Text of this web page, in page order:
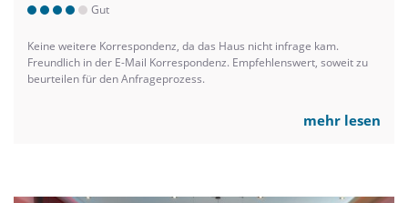
Gut
Keine weitere Korrespondenz, da das Haus nicht infrage kam.
Freundlich in der E-Mail Korrespondenz. Empfehlenswert, soweit zu
beurteilen für den Anfrageprozess.
mehr lesen